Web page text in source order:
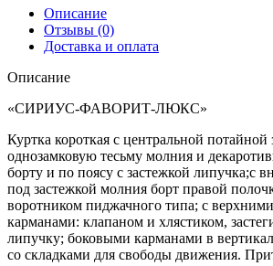
Описание
Отзывы (0)
Доставка и оплата
Описание
«СИРИУС-ФАВОРИТ-ЛЮКС»
Куртка короткая с центральной потайной
однозамковую тесьму молния и
борту и по поясу с застежкой липучка;с
под застежкой молния борт правой
воротником пиджачного типа; с
карманами: клапаном и хлястиком,
липучку; боковыми карманами в
со складками для свободы движения.